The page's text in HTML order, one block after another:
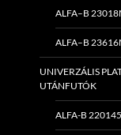
ALFA–B
ALFA–B
UNIVERZÁLIS
UTÁNFUTÓK
ALFA-B